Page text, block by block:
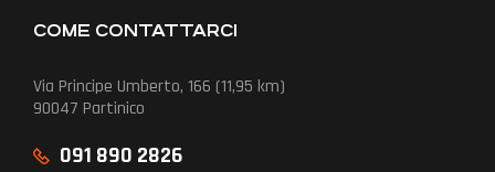
COME CONTATTARCI
Via Principe Umberto, 166 (11,95 km)
90047 Partinico
091 890 2826